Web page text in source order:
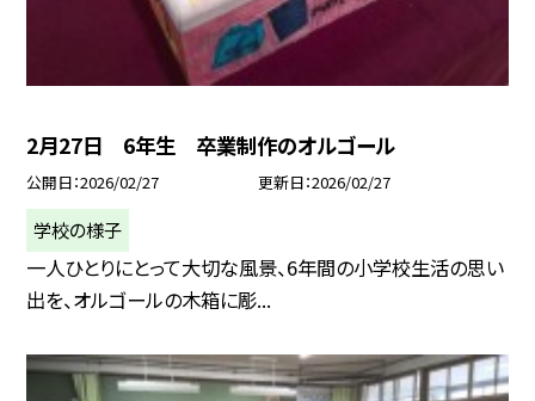
2月27日 6年生 卒業制作のオルゴール
公開日 2026/02/27 更新日 2026/02/27
学校の様子
一人ひとりにとって大切な風景、6年間の小学校生活の思い
出を、オルゴールの木箱に彫...